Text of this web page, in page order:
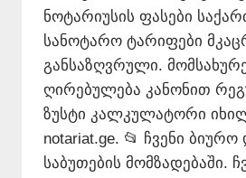
ნოტარიუსის ფასები
სანოტარო ტარიფები
განსაზღვრული.
ღირებულება კანონით
ზუსტი კალკულატორი
notariat.ge. 📂 ჩვენი
საბუთების მომზადებაში.